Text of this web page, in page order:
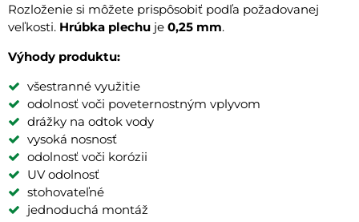
Rozloženie si môžete prispôsobiť podľa požadovanej
veľkosti. Hrúbka plechu je 0,25 mm.
Výhody produktu:
všestranné využitie
odolnosť voči poveternostným vplyvom
drážky na odtok vody
vysoká nosnosť
odolnosť voči korózii
UV odolnosť
stohovateľné
jednoduchá montáž